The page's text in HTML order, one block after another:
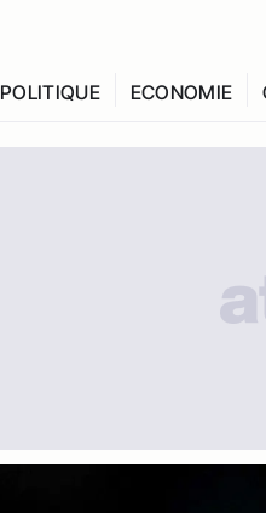
POLITIQUE ECONOMIE